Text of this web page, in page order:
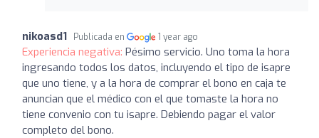
nikoasd1 Publicada en 1 year ago
Experiencia negativa: Pésimo servicio. Uno toma la hora
ingresando todos los datos, incluyendo el tipo de isapre
que uno tiene, y a la hora de comprar el bono en caja te
anuncian que el médico con el que tomaste la hora no
tiene convenio con tu isapre. Debiendo pagar el valor
completo del bono.